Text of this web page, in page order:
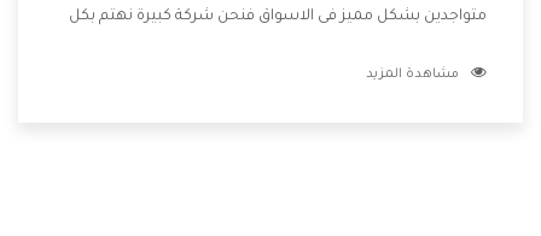
متواجدين بشكل مميز فى الاسواق فنحن شركة كبيرة نهتم بكل
الشركة بها والتى تكون منها خدمة الصيانة التى تكون من أهم
مشاهدة المزيد